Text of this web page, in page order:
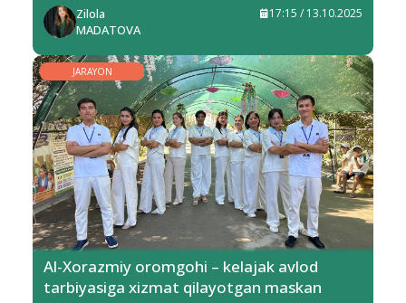
Zilola
MADATOVA
17:15 / 13.10.2025
JARAYON
Al-Xorazmiy oromgohi – kelajak avlod
tarbiyasiga xizmat qilayotgan maskan